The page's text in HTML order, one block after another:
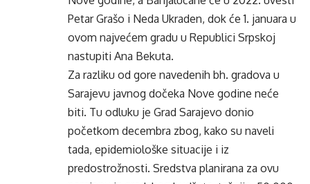
Petar Grašo i Neda Ukraden, dok će 1. januara u
ovom najvećem gradu u Republici Srpskoj
nastupiti Ana Bekuta.
Za razliku od gore navedenih bh. gradova u
Sarajevu javnog dočeka Nove godine neće
biti. Tu odluku je Grad Sarajevo donio
početkom decembra zbog, kako su naveli
tada, epidemiološke situacije i iz
predostrožnosti. Sredstva planirana za ovu